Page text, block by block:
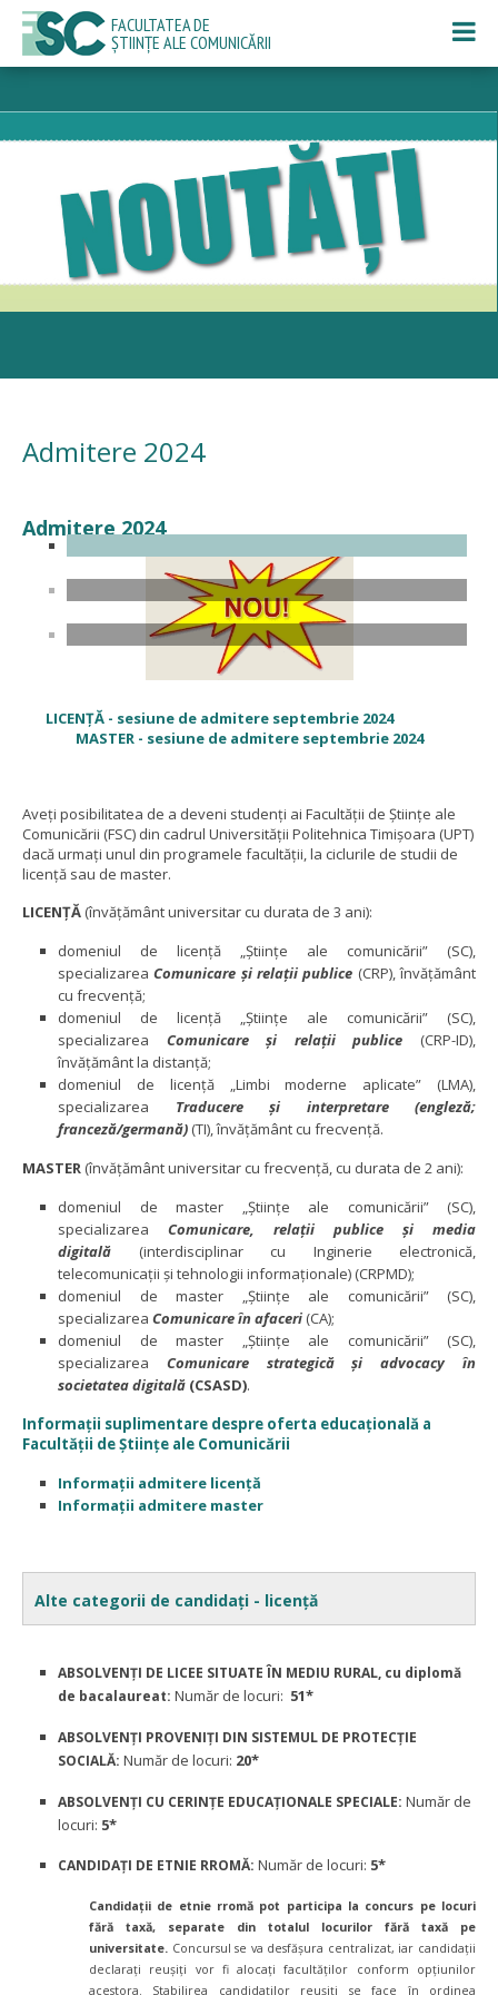
FACULTATEA DE
ȘTIINȚE ALE COMUNICĂRII
Admitere 2024
Admitere 2024
LICENȚĂ - sesiune de admitere septembrie 2024
MASTER - sesiune de admitere septembrie 2024
Aveți posibilitatea de a deveni studenți ai Facultății de Ştiinţe ale
Comunicării (FSC) din cadrul Universităţii Politehnica Timişoara (UPT)
dacă urmați unul din programele facultății, la ciclurile de studii de
licență sau de master.
LICENŢĂ (învăţământ universitar cu durata de 3 ani):
domeniul de licenţă „Ştiinţe ale comunicării” (SC),
specializareaComunicare şi relaţii publice (CRP), învăţământ
cu frecvenţă;
domeniul de licenţă „Ştiinţe ale comunicării” (SC),
specializarea Comunicare şi relaţii publice (CRP-ID),
învățământ la distanţă;
domeniul de licenţă „Limbi moderne aplicate” (LMA),
specializarea Traducere şi interpretare (engleză;
franceză/germană) (TI), învățământ cu frecvență.
MASTER (învăţământ universitar cu frecvență, cu durata de 2 ani):
domeniul de master „Ştiinţe ale comunicării” (SC),
specializarea Comunicare, relaţii publice şi media
digitală (interdisciplinar cu Inginerie electronică,
telecomunicaţii și tehnologii informaționale) (CRPMD);
domeniul de master „Ştiinţe ale comunicării” (SC),
specializarea Comunicare în afaceri (CA);
domeniul de master „Ştiinţe ale comunicării” (SC),
specializarea Comunicarestrategică și advocacy în
societatea digitală (CSASD).
Informații suplimentare despre oferta educațională a
Facultății de Științe ale Comunicării
Informații admitere licență
Informații admitere master
Alte categorii de candidați - licență
ABSOLVENȚI DE LICEE SITUATE ÎN MEDIU RURAL, cu diplomă
de bacalaureat: Număr de locuri: 51*
ABSOLVENȚI PROVENIȚI DIN SISTEMUL DE PROTECȚIE
SOCIALĂ: Număr de locuri: 20*
ABSOLVENȚI CU CERINȚE EDUCAȚIONALE SPECIALE: Număr de
locuri: 5*
CANDIDAȚI DE ETNIE RROMĂ: Număr de locuri: 5*
Candidaţii de etnie rromă pot participa la concurs pe locuri
fără taxă, separate din totalul locurilor fără taxă pe
universitate. Concursul se va desfăşura centralizat, iar candidaţii
declaraţi reuşiţi vor fi alocaţi facultăţilor conform opţiunilor
acestora. Stabilirea candidaţilor reuşiţi se face în ordinea